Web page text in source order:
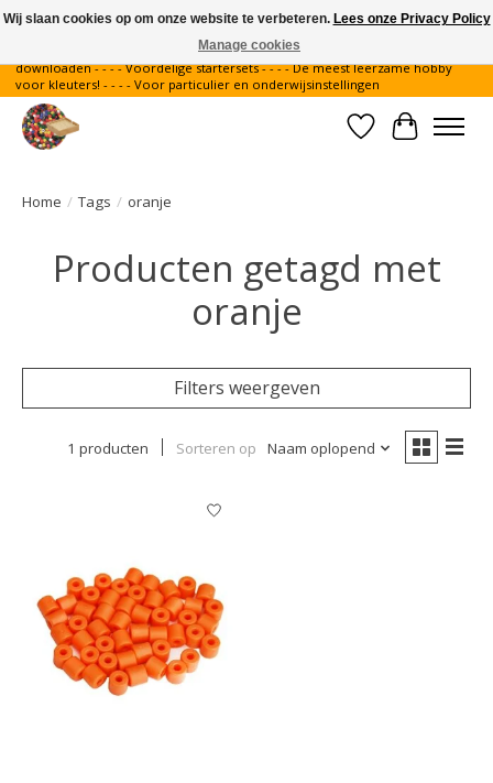
Gratis verzending binnen Nederland - - - - Legvoorbeelden gratis te
downloaden - - - - Voordelige startersets - - - - De meest leerzame hobby
voor kleuters! - - - - Voor particulier en onderwijsinstellingen
Verlanglijst
Home / Tags / oranje
Producten getagd met
oranje
Filters weergeven
1 producten Sorteren op Naam oplopend
Wij slaan cookies op om onze website te verbeteren. Lees onze Privacy Policy
Manage cookies